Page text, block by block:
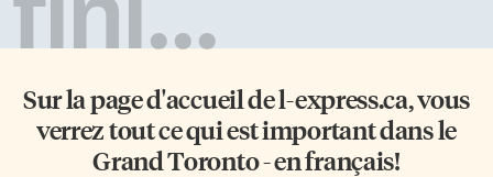
reconnaissance et l’exécution
Sur la page d'accueil del-express.ca, vous
verrez tout ce qui est important dans le
Grand Toronto - en français!